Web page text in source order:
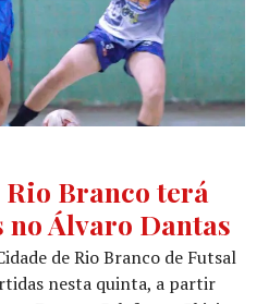
Rio Branco terá
Álvaro Dantas
de Rio Branco de Futsal
nesta quinta, a partir